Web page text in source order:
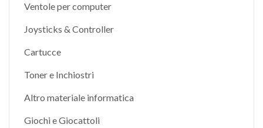
Ventole per computer
Joysticks & Controller
Cartucce
Toner e Inchiostri
Altro materiale informatica
Giochi e Giocattoli